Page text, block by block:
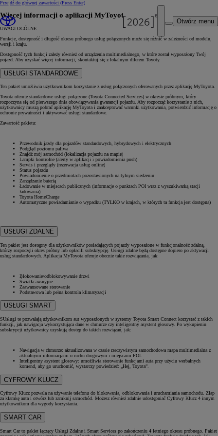
Przejdź do głównej zawartości (Press Enter)
Otwórz menu
Więcej informacji o aplikacji MyToyota
UWAGI OGÓLNE
Funkcje, dostępność i długość okresu próbnego usług połączonych może się różnić w zależności od modelu,
wersji i kraju.
Dostępność tych funkcji zależy również od urządzenia multimedialnego, w które został wyposażony Twój
pojazd. Aby uzyskać więcej informacji, skontaktuj się z lokalnym dilerem Toyoty.
USŁUGI STANDARDOWE
Ten pakiet umożliwia użytkownikom korzystanie z usług połączonych oferowanych przez aplikację MyToyota.
Toyota oferuje standardowe usługi połączone (Toyota Connected Services) w okresie próbnym, który
rozpoczyna się od pierwszego dnia obowiązywania gwarancji pojazdu. Aby rozpocząć korzystanie z nich,
użytkownicy muszą pobrać aplikację MyToyota i zaakceptować warunki użytkowania, potwierdzić informację o
ochronie prywatności i aktywować usługi standardowe.
Zawartość pakietu:
Przewodnik jazdy dla pojazdów standardowych, hybrydowych i elektrycznych
Podgląd poziomu paliwa
Znajdź mój samochód (lokalizacja pojazdu na mapie)
Lampki kontrolne (alerty w aplikacji i powiadomienia push)
Serwis i przeglądy (rezerwacja usług online)
Status pojazdu
Powiadomienie o przedmiotach pozostawionych na tylnym siedzeniu
Zarządzanie baterią
Ładowanie w miejscach publicznych (informacje o punktach POI wraz z wyszukiwarką stacji
ładowania)
Toyota HomeCharge
Automatyczne powiadamianie o wypadku (TYLKO w krajach, w których ta funkcja jest dostępna)
USŁUGI ZDALNE
Ten pakiet jest dostępny dla użytkowników posiadających pojazdy wyposażone w funkcjonalność zdalną,
którzy rozpoczęli okres próbny lub opłacili subskrypcję. Usługi zdalne będą dostępne dopiero po aktywacji
usług standardowych. Aplikacja MyToyota oferuje obecnie takie rozwiązania, jak:
Blokowanie/odblokowywanie drzwi
Światła awaryjne
Zaawansowane sterowanie
Podstawowa lub pełna kontrola klimatyzacji
USŁUGI SMART
SUsługi te pozwalają użytkownikom aut wyposażonych w systemy Toyota Smart Connect korzystać z takich
funkcji, jak nawigacja wykorzystująca dane w chmurze czy inteligentny asystent głosowy. Po wykupieniu
subskrypcji użytkownicy uzyskują dostęp do takich rozwiązań, jak:
Nawigacja w chmurze: aktualizowana w czasie rzeczywistym samochodowa mapa multimedialna z
aktualnymi informacjami o ruchu drogowym i miejscami POI.
Inteligentny asystent głosowy: umożliwia sterowanie funkcjami auta przy użyciu werbalnych
komend, aby go uruchomić, wystarczy powiedzieć: „Hej, Toyota”.
CYFROWY KLUCZ
Cyfrowy Klucz pozwala na używanie telefonu do blokowania, odblokowania i uruchamiania samochodu. Złap
za klamkę auta i otwórz lub zamknij samochód. Możesz również zdalnie udostępniać Cyfrowy Klucz 4 innym
użytkownikom dla wygody korzystania.
SMART CAR
Smart Car to pakiet łączący Usługi Zdalne i Smart Services po zakończeniu 4 letniego okresu próbnego. Pakiet